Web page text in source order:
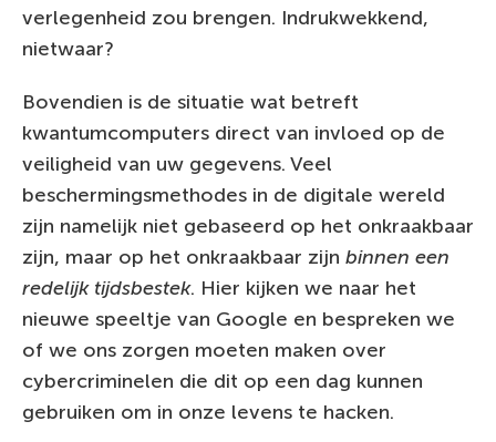
verlegenheid zou brengen. Indrukwekkend,
nietwaar?
Bovendien is de situatie wat betreft
kwantumcomputers direct van invloed op de
veiligheid van uw gegevens. Veel
beschermingsmethodes in de digitale wereld
zijn namelijk niet gebaseerd op het onkraakbaar
zijn, maar op het onkraakbaar zijn binnen een
redelijk tijdsbestek. Hier kijken we naar het
nieuwe speeltje van Google en bespreken we
of we ons zorgen moeten maken over
cybercriminelen die dit op een dag kunnen
gebruiken om in onze levens te hacken.